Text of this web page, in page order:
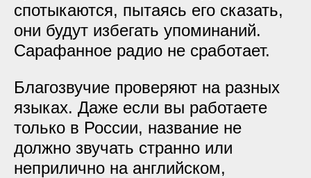
спотыкаются, пытаясь его сказать,
они будут избегать упоминаний.
Сарафанное радио не сработает.
Благозвучие проверяют на разных
языках. Даже если вы работаете
только в России, название не
должно звучать странно или
неприлично на английском,